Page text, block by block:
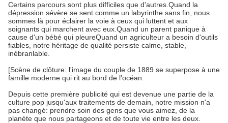
Certains parcours sont plus difficiles que d'autres.Quand la
dépression sévère se sent comme un labyrinthe sans fin, nous
sommes là pour éclairer la voie à ceux qui luttent et aux
soignants qui marchent avec eux.Quand un parent panique à
cause d'un bébé qui pleureQuand un agriculteur a besoin d'outils
fiables, notre héritage de qualité persiste calme, stable,
inébranlable.
[Scène de clôture: l'image du couple de 1889 se superpose à une
famille moderne qui rit au bord de l'océan.
Depuis cette première publicité qui est devenue une partie de la
culture pop jusqu'aux traitements de demain, notre mission n'a
pas changé: prendre soin des gens que vous aimez, de la
planète que nous partageons et de toute vie entre les deux.